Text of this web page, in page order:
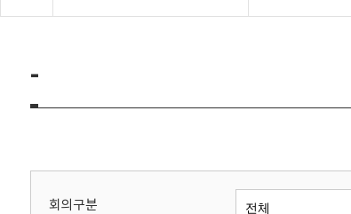
보
위
회
-
회의구분